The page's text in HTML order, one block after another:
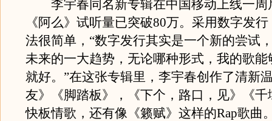
李宇春同名新专辑在中国移动上线一周
《阿么》试听量已突破80万。采用数字发
法很简单，“数字发行其实是一个新的尝试
未来的一大趋势，无论哪种形式，我的歌能
就好。”在这张专辑里，李宇春创作了清新
友》《脚踏板》，《下个，路口，见》《千
快板情歌，还有像《籁赋》这样的Rap歌曲